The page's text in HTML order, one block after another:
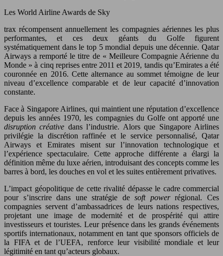
Les World Airline Awards de Sky
trax récompensent annuellement les compagnies aériennes les plus
performantes, et ces deux géants du Golfe figurent
systématiquement dans le top 5 mondial depuis une décennie. Qatar
Airways a remporté le titre de « Meilleure Compagnie Aérienne du
Monde » à cinq reprises entre 2011 et 2019, tandis qu’Emirates a été
couronnée en 2016. Cette alternance au sommet témoigne de leur
niveau d’excellence comparable et de leur capacité d’innovation
constante.
Face à Singapore Airlines, qui maintient une réputation d’excellence
depuis les années 1970, les compagnies du Golfe ont apporté une
disruption créative dans l’industrie. Alors que Singapore Airlines
privilégie la discrétion raffinée et le service personnalisé, Qatar
Airways et Emirates misent sur l’innovation technologique et
l’expérience spectaculaire. Cette approche différente a élargi la
définition même du luxe aérien, introduisant des concepts comme les
barres à bord, les douches en vol et les suites entièrement privatives.
L’impact géopolitique de cette rivalité dépasse le cadre commercial
pour s’inscrire dans une stratégie desoft powerrégional. Ces
compagnies servent d’ambassadrices de leurs nations respectives,
projetant une image de modernité et de prospérité qui attire
investisseurs et touristes. Leur présence dans les grands événements
sportifs internationaux, notamment en tant que sponsors officiels de
la FIFA et de l’UEFA, renforce leur visibilité mondiale et leur
légitimité en tant qu’acteurs globaux.